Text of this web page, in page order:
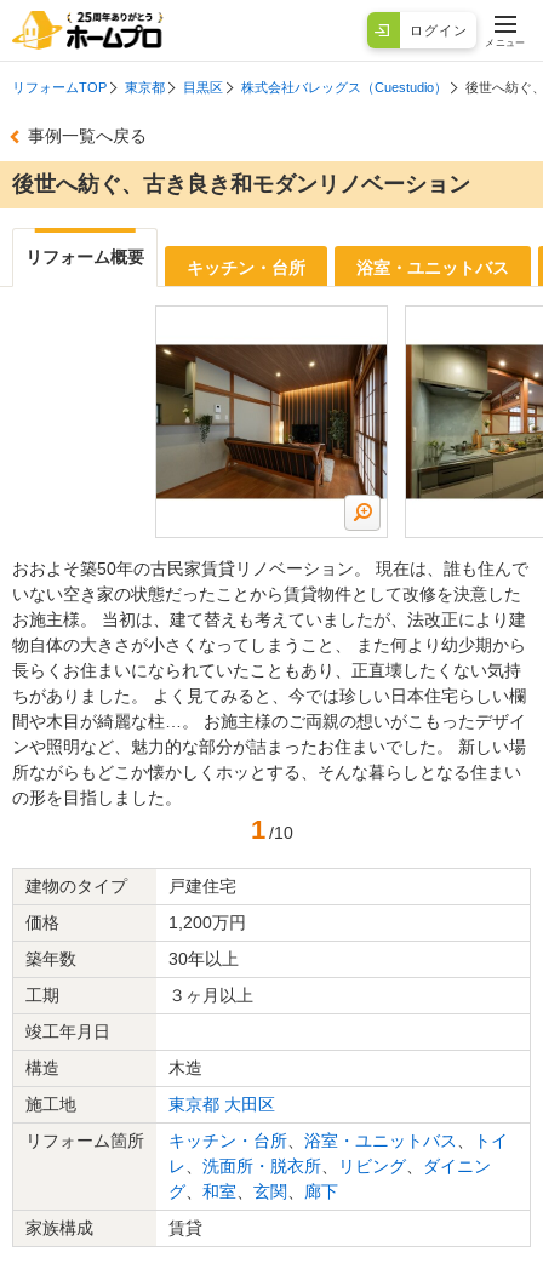
ログイン
メニュー
リフォームTOP 東京都 目黒区 株式会社バレッグス（Cuestudio） 後世へ紡ぐ
事例一覧へ戻る
後世へ紡ぐ、古き良き和モダンリノベーション
リフォーム概要
キッチン・台所 浴室・ユニットバス
おおよそ築50年の古民家賃貸リノベーション。 現在は、誰も住んで
いない空き家の状態だったことから賃貸物件として改修を決意した
お施主様。 当初は、建て替えも考えていましたが、法改正により建
物自体の大きさが小さくなってしまうこと、 また何より幼少期から
長らくお住まいになられていたこともあり、正直壊したくない気持
ちがありました。 よく見てみると、今では珍しい日本住宅らしい欄
間や木目が綺麗な柱…。 お施主様のご両親の想いがこもったデザイ
ンや照明など、魅力的な部分が詰まったお住まいでした。 新しい場
所ながらもどこか懐かしくホッとする、そんな暮らしとなる住まい
の形を目指しました。 ​
1 /10
建物のタイプ
戸建住宅
価格
1,200万円
築年数
30年以上
工期
３ヶ月以上
竣工年月日
構造
木造
施工地
東京都 大田区
リフォーム箇所
キッチン・台所 浴室・ユニットバス
トイ
レ
洗面所・脱衣所 リビング
ダイニン
グ
和室 玄関
廊下
家族構成
賃貸